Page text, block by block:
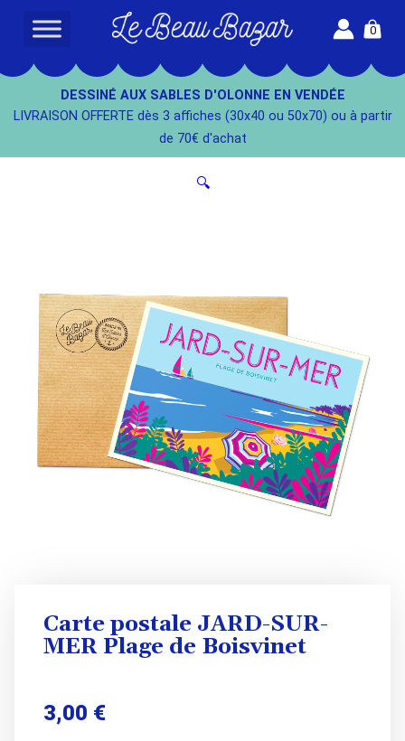
L
e
B
e
a
u
B
-
0
DESSINÉ AUX SABLES D'OLONNE EN VENDÉE
LIVRAISON OFFERTE dès 3 affiches (30x40 ou 50x70) ou à partir
de 70€ d'achat
🔍
Carte postale JARD-SUR-
MER Plage de Boisvinet
3,00 €